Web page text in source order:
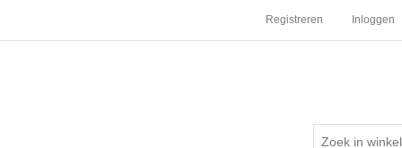
Registreren Inloggen